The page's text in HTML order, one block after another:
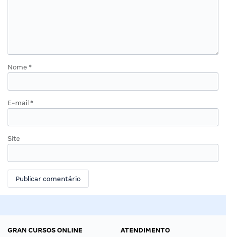
Nome *
E-mail *
Site
GRAN CURSOS ONLINE
ATENDIMENTO